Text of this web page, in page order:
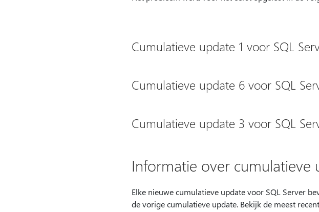
Cumulatieve update 1 voor SQL
Cumulatieve update 6 voor SQL
Cumulatieve update 3 voor SQL
Informatie over cumulatieve
Elke nieuwe cumulatieve update voor SQL Server
de vorige cumulatieve update. Bekijk de meest